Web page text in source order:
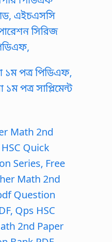
১ম পত্র পিডিএফ,
পত্র সাপ্লিমেন্ট